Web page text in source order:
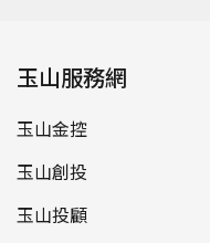
玉山服務網
玉山金控
玉山創投
玉山投顧